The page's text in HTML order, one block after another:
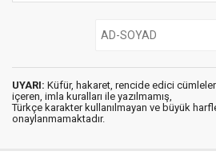
UYARI: Küfür, hakaret, rencide edici cümleler
içeren, imla kuralları ile yazılmamış,
Türkçe karakter kullanılmayan ve büyük
onaylanmamaktadır.